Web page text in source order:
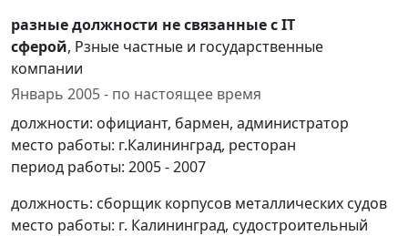
разные должности не связанные с IT
сферой, Рзные частные и государственные
компании
Январь 2005 - по настоящее время
должности: официант, бармен, администратор
место работы: г.Калининград, ресторан
период работы: 2005 - 2007
должность: сборщик корпусов металлических судов
место работы: г. Калининград, судостроительный